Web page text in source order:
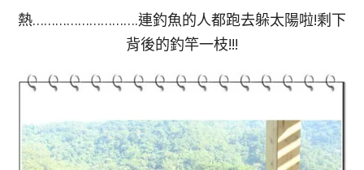
熱……………………….連釣魚的人都跑去躲太陽啦!剩下
背後的釣竿一枝!!!